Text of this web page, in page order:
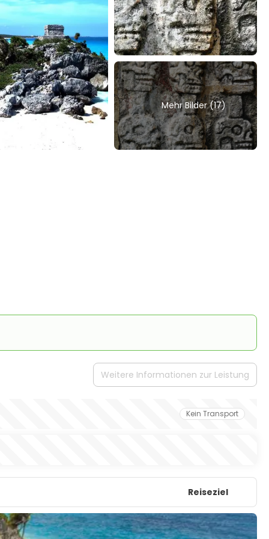
Mehr Bilder (17)
Weitere Informationen zur Leistung
Kein Transport
Reiseziel